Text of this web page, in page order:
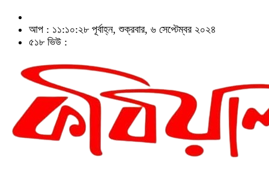
আপ : ১১:১০:২৮ পূর্বাহ্ন, শুক্রবার, ৬ সেপ্টেম্বর ২০২৪
৫১৮ ভিউ :